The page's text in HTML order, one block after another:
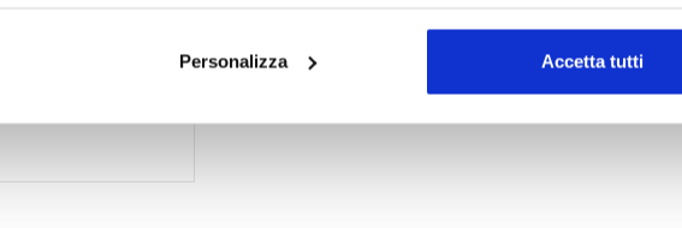
scansionandolo attivamente alla ricerca di caratteristiche specifiche (impronte
i tuoi dati personali e imposta le tue preferenze nella
Personalizza Accetta tutti